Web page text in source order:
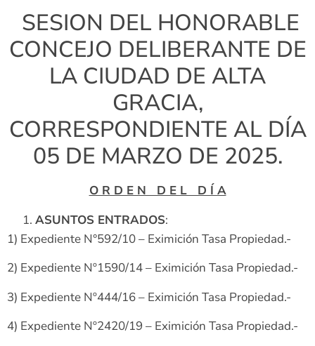
SESION DEL HONORABLE
CONCEJO DELIBERANTE DE
LA CIUDAD DE ALTA
GRACIA,
CORRESPONDIENTE AL DÍA
05 DE MARZO DE 2025.
O R D E N D E L D Í A
ASUNTOS ENTRADOS:
1) Expediente N°592/10 – Eximición Tasa Propiedad.-
2) Expediente Nº1590/14 – Eximición Tasa Propiedad.-
3) Expediente Nº444/16 – Eximición Tasa Propiedad.-
4) Expediente Nº2420/19 – Eximición Tasa Propiedad.-